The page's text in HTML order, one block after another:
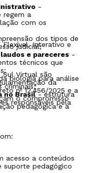
-
regem a
com os
dos tipos de
judicial;
e pareceres -
técnicos que
biologia para análise
criminais;
no Brasil- estrutura
responsáveis pela
Interativo e
Sul Virtual são
da
nº 12.456/2025 e a
o compromisso
pedagógica e a
acesso a conteúdos
suporte pedagógico